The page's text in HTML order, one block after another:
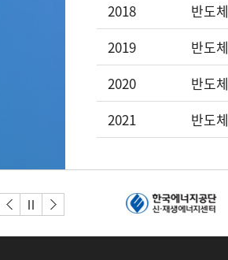
2018
반도체
2019
반도체
2020
반도체
2021
반도체
정지